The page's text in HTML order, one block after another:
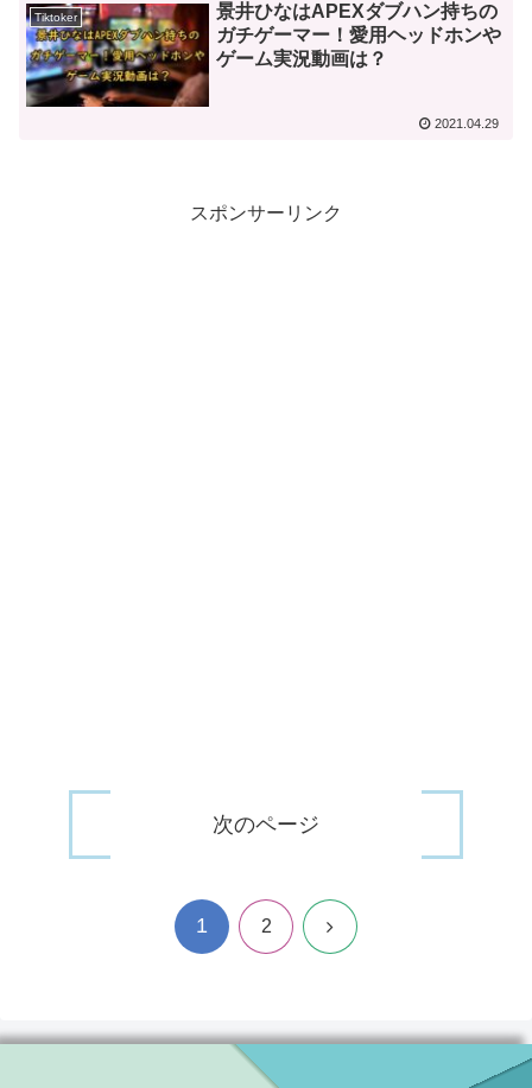
Tiktoker
景井ひなはAPEXダブハン持ちの
ガチゲーマー！愛用ヘッドホンや
ゲーム実況動画は？
2021.04.29
スポンサーリンク
次のページ
1 2 次